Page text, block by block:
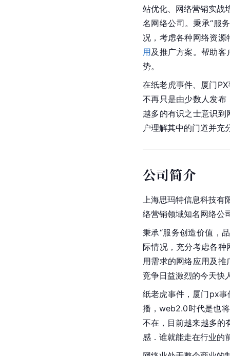
站优化、网络营销实战
名网络公司。秉承“服
况，考虑各种网络资
用及推广方案。帮助
势。
在纸老虎事件、厦门
不再只是由少数人发布
越多的有识之士意识
户理解其中的门道并充
公司简介
上海思玛特信息科技
络营销领域知名网络公
秉承“服务创造价值，
际情况，充分考虑各
用需求的网络应用及推
竞争日益激烈的今天快
纸老虎事件，厦门px
播，web2.0时代是也
不在，目前越来越多的
感．谁就能走在行业的